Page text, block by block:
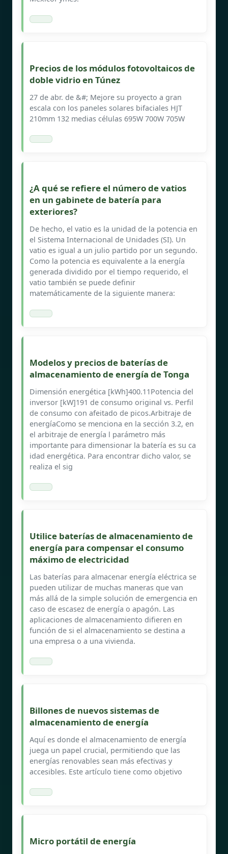
Precios de los módulos fotovoltaicos de
doble vidrio en Túnez
27 de abr. de &#; Mejore su proyecto a gran
escala con los paneles solares bifaciales HJT
210mm 132 medias células 695W 700W 705W
¿A qué se refiere el número de vatios
en un gabinete de batería para
exteriores?
De hecho, el vatio es la unidad de la potencia en
el Sistema Internacional de Unidades (SI). Un
vatio es igual a un julio partido por un segundo.
Como la potencia es equivalente a la energía
generada dividido por el tiempo requerido, el
vatio también se puede definir
matemáticamente de la siguiente manera:
Modelos y precios de baterías de
almacenamiento de energía de Tonga
Dimensión energética [kWh]400.11Potencia del
inversor [kW]191 de consumo original vs. Perfil
de consumo con afeitado de picos.Arbitraje de
energíaComo se menciona en la sección 3.2, en
el arbitraje de energía l parámetro más
importante para dimensionar la batería es su ca
idad energética. Para encontrar dicho valor, se
realiza el sig
Utilice baterías de almacenamiento de
energía para compensar el consumo
máximo de electricidad
Las baterías para almacenar energía eléctrica se
pueden utilizar de muchas maneras que van
más allá de la simple solución de emergencia en
caso de escasez de energía o apagón. Las
aplicaciones de almacenamiento difieren en
función de si el almacenamiento se destina a
una empresa o a una vivienda.
Billones de nuevos sistemas de
almacenamiento de energía
Aquí es donde el almacenamiento de energía
juega un papel crucial, permitiendo que las
energías renovables sean más efectivas y
accesibles. Este artículo tiene como objetivo
Micro portátil de energía